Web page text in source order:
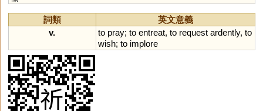
詞類
英文意義
v.
to pray; to entreat, to request ardently, to
wish; to implore